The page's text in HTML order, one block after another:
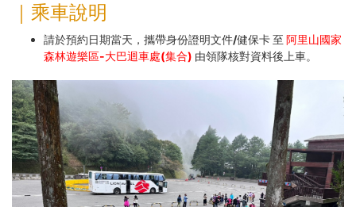
｜乘車說明
請於預約日期當天，攜帶身份證明文件/健保卡 至 阿里山國家
森林遊樂區-大巴迴車處(集合) 由領隊核對資料後上車。